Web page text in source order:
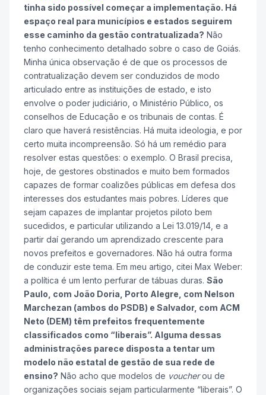
tinha sido possível começar a implementação. Há
espaço real para municípios e estados seguirem
esse caminho da gestão contratualizada? Não
tenho conhecimento detalhado sobre o caso de Goiás.
Minha única observação é de que os processos de
contratualização devem ser conduzidos de modo
articulado entre as instituições de estado, e isto
envolve o poder judiciário, o Ministério Público, os
conselhos de Educação e os tribunais de contas. É
claro que haverá resistências. Há muita ideologia, e por
certo muita incompreensão. Só há um remédio para
resolver estas questões: o exemplo. O Brasil precisa,
hoje, de gestores obstinados e muito bem formados
capazes de formar coalizões públicas em defesa dos
interesses dos estudantes mais pobres. Líderes que
sejam capazes de implantar projetos piloto bem
sucedidos, e particular utilizando a Lei 13.019/14, e a
partir daí gerando um aprendizado crescente para
novos prefeitos e governadores. Não há outra forma
de conduzir este tema. Em meu artigo, citei Max Weber:
a política é um lento perfurar de tábuas duras. São
Paulo, com João Doria, Porto Alegre, com Nelson
Marchezan (ambos do PSDB) e Salvador, com ACM
Neto (DEM) têm prefeitos frequentemente
classificados como “liberais”. Alguma dessas
administrações parece disposta a tentar um
modelo não estatal de gestão de sua rede de
ensino? Não acho que modelos de voucherou de
organizações sociais sejam particularmente “liberais”. O